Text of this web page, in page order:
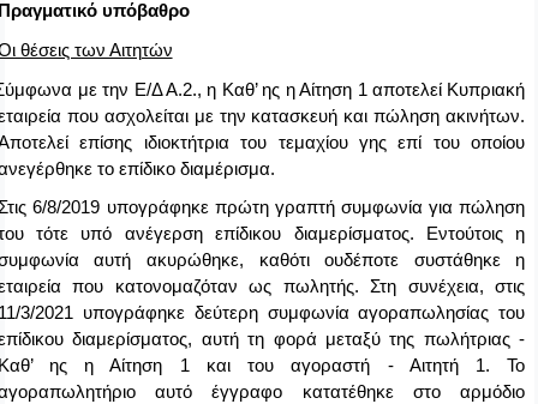
υπόβαθρο
θέσεις των Αιτητών
με την Ε/Δ Α.2., η Καθ’ ης η Αίτηση 1 αποτελεί Κυπριακή
που ασχολείται με την κατασκευή και πώληση ακινήτων.
επίσης ιδιοκτήτρια του τεμαχίου γης επί του οποίου
το επίδικο διαμέρισμα.
6/8/2019 υπογράφηκε πρώτη γραπτή συμφωνία για πώληση
τότε υπό ανέγερση επίδικου διαμερίσματος. Εντούτοις η
αυτή ακυρώθηκε, καθότι ουδέποτε συστάθηκε η
που κατονομαζόταν ως πωλητής. Στη συνέχεια, στις
3/2021 υπογράφηκε δεύτερη συμφωνία αγοραπωλησίας του
διαμερίσματος, αυτή τη φορά μεταξύ της πωλήτριας -
ης η Αίτηση 1 και του αγοραστή - Αιτητή 1. Το
αυτό έγγραφο κατατέθηκε στο αρμόδιο